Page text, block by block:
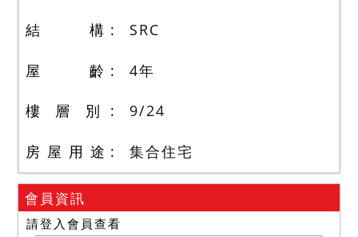
結 構 SRC
屋 齡 4年
樓 層 別 9/24
房 屋 用 途 集合住宅
會員資訊
請登入會員查看